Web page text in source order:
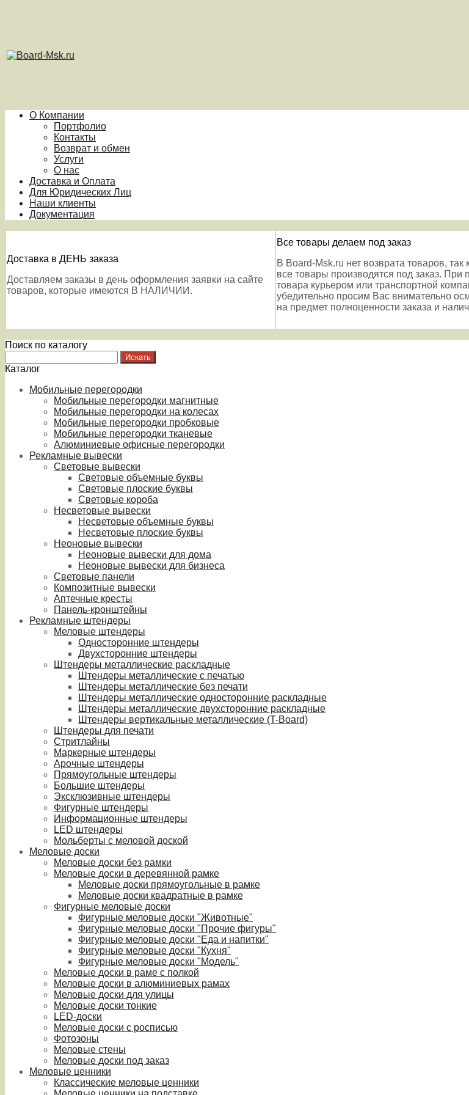
О Компании
Портфолио
Контакты
Возврат и обмен
Услуги
О нас
Доставка и Оплата
Для Юридических Лиц
Наши клиенты
Документация
Доставка в ДЕНЬ заказа
Доставляем заказы в день оформления заявки на сайте
товаров, которые имеются В НАЛИЧИИ.
Все товары делаем под заказ
В Board-Msk.ru нет возврата товаров, так
все товары производятся под заказ. При
товара курьером или транспортной
убедительно просим Вас внимательно
на предмет полноценности заказа и
Поиск по каталогу
Каталог
Мобильные перегородки
Мобильные перегородки магнитные
Мобильные перегородки на колесах
Мобильные перегородки пробковые
Мобильные перегородки тканевые
Алюминиевые офисные перегородки
Рекламные вывески
Световые вывески
Световые объемные буквы
Световые плоские буквы
Световые короба
Несветовые вывески
Несветовые объемные буквы
Несветовые плоские буквы
Неоновые вывески
Неоновые вывески для дома
Неоновые вывески для бизнеса
Световые панели
Композитные вывески
Аптечные кресты
Панель-кронштейны
Рекламные штендеры
Меловые штендеры
Односторонние штендеры
Двухсторонние штендеры
Штендеры металлические раскладные
Штендеры металлические с печатью
Штендеры металлические без печати
Штендеры металлические односторонние раскладные
Штендеры металлические двухсторонние раскладные
Штендеры вертикальные металлические (T-Board)
Штендеры для печати
Стритлайны
Маркерные штендеры
Арочные штендеры
Прямоугольные штендеры
Большие штендеры
Эксклюзивные штендеры
Фигурные штендеры
Информационные штендеры
LED штендеры
Мольберты с меловой доской
Меловые доски
Меловые доски без рамки
Меловые доски в деревянной рамке
Меловые доски прямоугольные в рамке
Меловые доски квадратные в рамке
Фигурные меловые доски
Фигурные меловые доски "Животные"
Фигурные меловые доски "Прочие фигуры"
Фигурные меловые доски "Еда и напитки"
Фигурные меловые доски "Кухня"
Фигурные меловые доски "Модель"
Меловые доски в раме с полкой
Меловые доски в алюминиевых рамах
Меловые доски для улицы
Меловые доски тонкие
LED-доски
Меловые доски с росписью
Фотозоны
Меловые стены
Меловые доски под заказ
Меловые ценники
Классические меловые ценники